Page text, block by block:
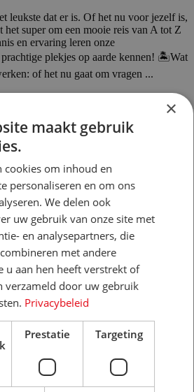
leukste dat er is. Of het nu voor jezelf is,
super om een mooie reis van A tot Z
en ervaring leren onze
prachtige plekjes op aarde kennen! 🏝️Wat
of het nu gaat om vragen ...
×
maakt gebruik
cookies om inhoud en
personaliseren en om ons
We delen ook
uw gebruik van onze site met
en analysepartners, die
met andere
u aan hen heeft verstrekt of
verzameld door uw gebruik
Privacybeleid
Prestatie Targeting